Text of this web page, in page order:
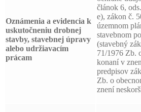
Oznámenia a evidencia k
uskutočneniu drobnej
stavby, stavebnej úpravy
alebo udržiavacím
prácam
článok 6,
e), zákon č.
územnom
stavebnom
(stavebný
71/1976 Zb.
konaní v
predpisov
Zb. o
znení